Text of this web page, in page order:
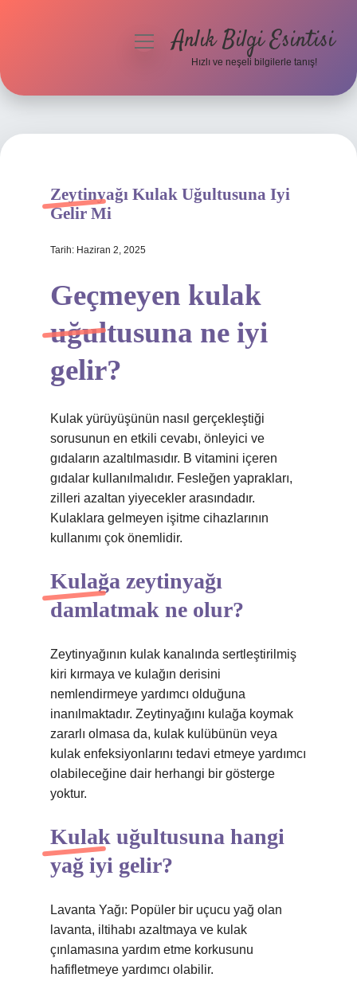
Hakkımızda
menüyüAnlık Bilgi Esintisi
Hızlı ve neşeli bilgilerle tanış!
Zeytinyağı Kulak Uğultusuna Iyi
Gelir Mi
Tarih: Haziran 2, 2025
Geçmeyen kulak
uğultusuna ne iyi
gelir?
Kulak yürüyüşünün nasıl gerçekleştiği
sorusunun en etkili cevabı, önleyici ve
gıdaların azaltılmasıdır. B vitamini içeren
gıdalar kullanılmalıdır. Fesleğen yaprakları,
zilleri azaltan yiyecekler arasındadır.
Kulaklara gelmeyen işitme cihazlarının
kullanımı çok önemlidir.
Kulağa zeytinyağı
damlatmak ne olur?
Zeytinyağının kulak kanalında sertleştirilmiş
kiri kırmaya ve kulağın derisini
nemlendirmeye yardımcı olduğuna
inanılmaktadır. Zeytinyağını kulağa koymak
zararlı olmasa da, kulak kulübünün veya
kulak enfeksiyonlarını tedavi etmeye yardımcı
olabileceğine dair herhangi bir gösterge
yoktur.
Kulak uğultusuna hangi
yağ iyi gelir?
Lavanta Yağı: Popüler bir uçucu yağ olan
lavanta, iltihabı azaltmaya ve kulak
çınlamasına yardım etme korkusunu
hafifletmeye yardımcı olabilir.